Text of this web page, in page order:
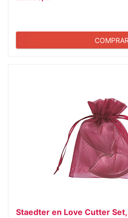
COMPRAR
Staedter en Love Cutter